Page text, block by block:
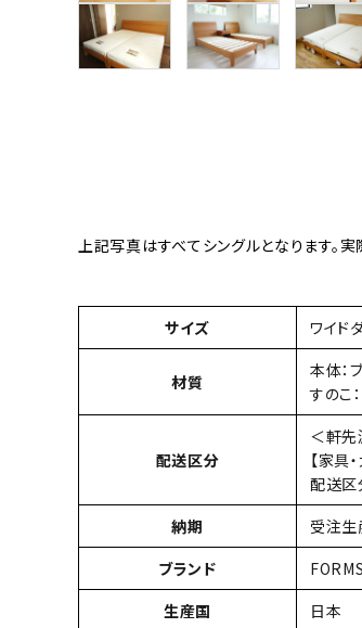
上記写真はすべてシングルとなります。実
サイズ ワイド
材質
本体：
すのこ
配送区分
＜軒先
【家具
配送区
納期
受注生
ブランド
生産国
日本